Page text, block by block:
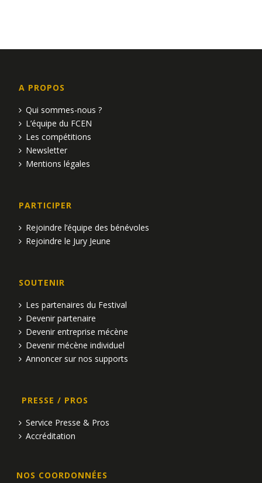
A PROPOS
Qui sommes-nous ?
L’équipe du FCEN
Les compétitions
Newsletter
Mentions légales
PARTICIPER
Rejoindre l’équipe des bénévoles
Rejoindre le Jury Jeune
SOUTENIR
Les partenaires du Festival
Devenir partenaire
Devenir entreprise mécène
Devenir mécène individuel
Annoncer sur nos supports
PRESSE / PROS
Service Presse & Pros
Accréditation
NOS COORDONNÉES